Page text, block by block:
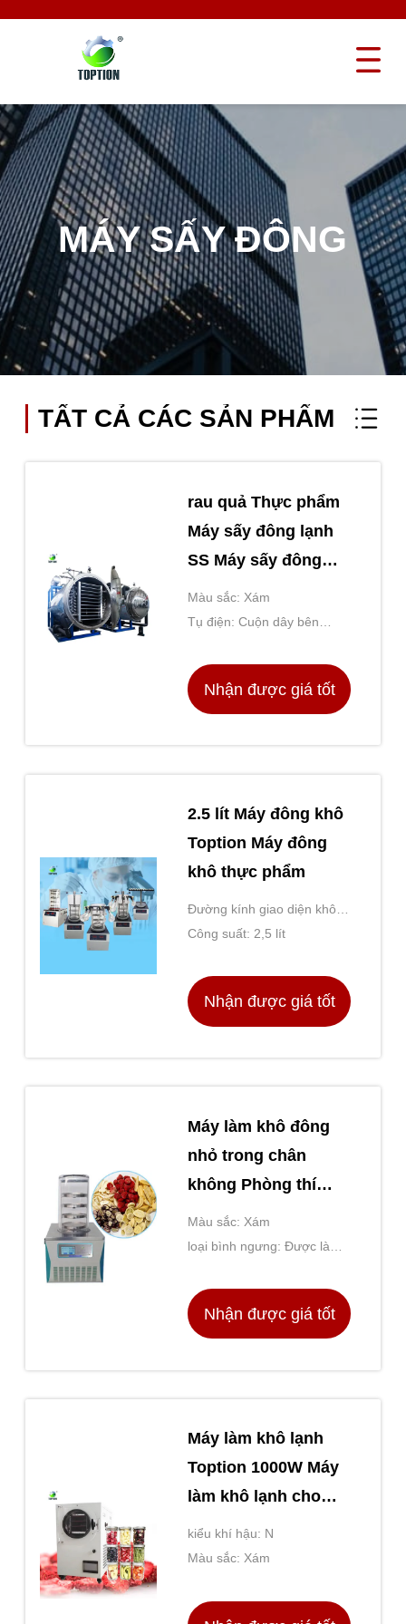
MÁY SẤY ĐÔNG
TẤT CẢ CÁC SẢN PHẨM
rau quả Thực phẩm
Máy sấy đông lạnh
SS Máy sấy đông
lạnh
Màu sắc: Xám
Tụ điện: Cuộn dây bên
Nhận được giá tốt
2.5 lít Máy đông khô
Toption Máy đông
khô thực phẩm
Đường kính giao diện không
khí: 2”
Công suất: 2,5 lít
Nhận được giá tốt
Máy làm khô đông
nhỏ trong chân
không Phòng thí
nghiệm CE ISO SGS
Màu sắc: Xám
loại bình ngưng: Được làm
Nhận được giá tốt
Máy làm khô lạnh
Toption 1000W Máy
làm khô lạnh cho
nhà
kiểu khí hậu: N
Màu sắc: Xám